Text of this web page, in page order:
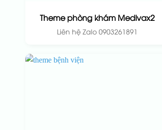
Theme phòng khám Medivax2
Liên hệ Zalo 0903261891